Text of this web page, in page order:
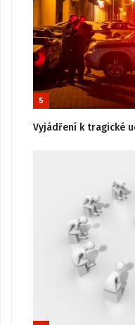
5
Vyjádření k tragické